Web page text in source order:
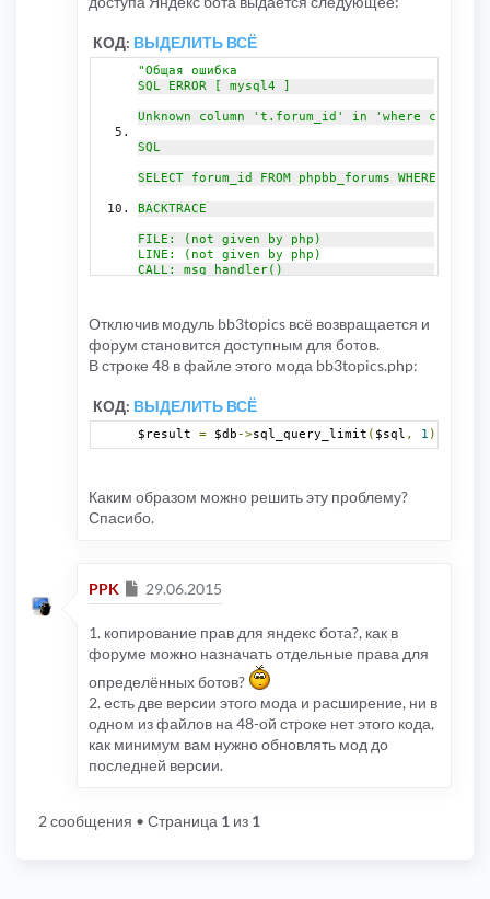
КОД: ВЫДЕЛИТЬ ВСЁ
"Общая ошибка
SQL ERROR [ mysql4 ]
Unknown column 't.forum_id' in 'where clause'
SQL
SELECT forum_id FROM phpbb_forums WHERE
BACKTRACE
FILE: (not given by php)
LINE: (not given by php)
CALL: msg_handler()
CALL: trigger_error()
FILE: [ROOT]/includes/db/mysql.php
LINE: 193
FILE: [ROOT]/includes/db/mysql.php
LINE: 240
LINE: 170
CALL: dbal_mysql->_sql_query_limit()
FILE: [ROOT]/search.php
CALL: include('[ROOT]/includes/
Отключив модуль bb3topics всё возвращается и
форум становится доступным для ботов.
В строке 48 в файле этого мода bb3topics.php:
КОД: ВЫДЕЛИТЬ ВСЁ
$result = $db->sql_query_limit ( $sql , 1 );
Каким образом можно решить эту проблему?
Спасибо.
PPK Сообщение
29.06.2015
1. копирование прав для яндекс бота?, как в
форуме можно назначать отдельные права для
определённых ботов?
2. есть две версии этого мода и расширение, ни в
одном из файлов на 48-ой строке нет этого кода,
как минимум вам нужно обновлять мод до
последней версии.
2 сообщения • Страница 1 из 1